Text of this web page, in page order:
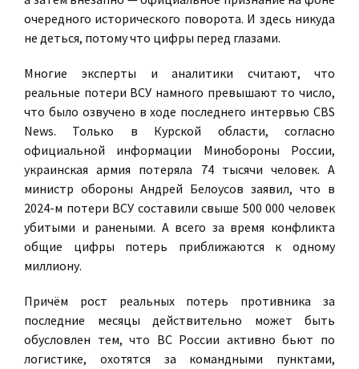
очередного исторического поворота. И здесь никуда
не деться, потому что цифры перед глазами.
Многие эксперты и аналитики считают, что
реальные потери ВСУ намного превышают то число,
что было озвучено в ходе последнего интервью CBS
News. Только в Курской области, согласно
официальной информации Минобороны России,
украинская армия потеряла 74 тысячи человек. А
министр обороны Андрей Белоусов заявил, что в
2024-м потери ВСУ составили свыше 500 000 человек
убитыми и ранеными. А всего за время конфликта
общие цифры потерь приближаются к одному
миллиону.
Причём рост реальных потерь противника за
последние месяцы действительно может быть
обусловлен тем, что ВС России активно бьют по
логистике, охотятся за командными пунктами,